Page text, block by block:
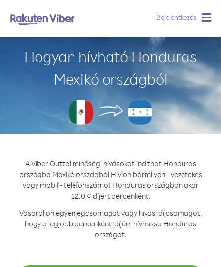
Bejelentkezés
Hogyan hívható Honduras
Mexikó országból
A Viber Outtal minőségi hívásokat indíthat Honduras
országba Mexikó országból.Hívjon bármilyen - vezetékes
vagy mobil - telefonszámot Honduras országban akár
22.0 ¢ díjért percenként.
Vásároljon egyenlegcsomagot vagy hívási díjcsomagot,
hogy a legjobb percenkénti díjért hívhassa Honduras
országot.